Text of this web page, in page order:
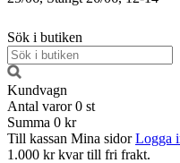
Sök i butiken
Kundvagn
Antal varor 0 st
Summa 0 kr
Till kassan Mina sidor Logga
1.000 kr kvar till fri frakt.